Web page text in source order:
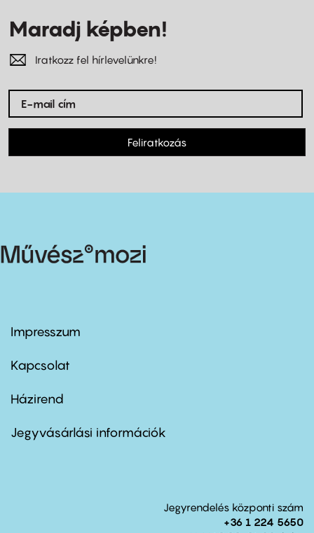
Maradj képben!
Iratkozz fel hírlevelünkre!
Feliratkozás
Footer
first
Impresszum
Kapcsolat
Footer
second
Házirend
Jegyvásárlási információk
Jegyrendelés központi szám
+36 1 224 5650